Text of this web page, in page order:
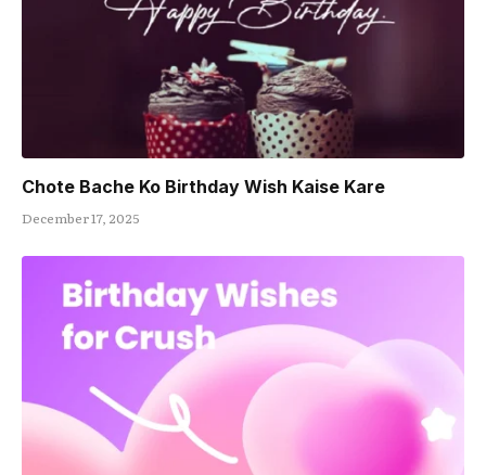
Chote Bache Ko Birthday Wish Kaise Kare
December 17, 2025